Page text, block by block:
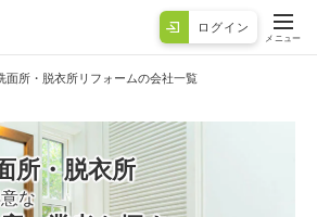
ログイン
メニュー
面所・脱衣所リフォームの会社一覧
所・脱衣所
な